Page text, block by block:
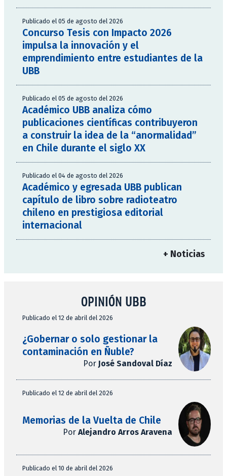
Publicado el 05 de agosto del 2026
Concurso Tesis con Impacto 2026
impulsa la innovación y el
emprendimiento entre estudiantes de la
UBB
Publicado el 05 de agosto del 2026
Académico UBB analiza cómo
publicaciones científicas contribuyeron
a construir la idea de la “anormalidad”
en Chile durante el siglo XX
Publicado el 04 de agosto del 2026
Académico y egresada UBB publican
capítulo de libro sobre radioteatro
chileno en prestigiosa editorial
internacional
+ Noticias
OPINIÓN UBB
Publicado el 12 de abril del 2026
¿Gobernar o solo gestionar la
contaminación en Ñuble?
Por José Sandoval Díaz
Publicado el 12 de abril del 2026
Memorias de la Vuelta de Chile
Por Alejandro Arros Aravena
Publicado el 10 de abril del 2026